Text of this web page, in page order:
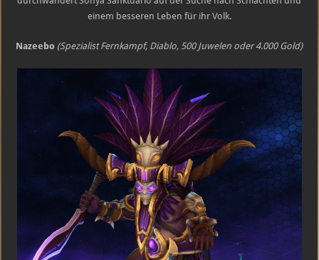
einem besseren Leben für ihr Volk.
Nazeebo (Spezialist Fernkampf, Diablo, 500 Juwelen oder 4.000 Gold)